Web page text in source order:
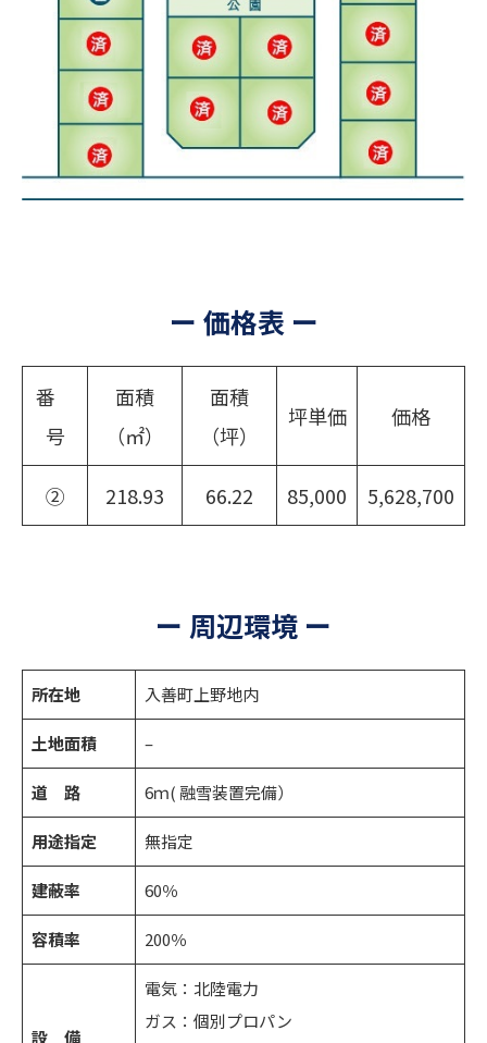
ー 価格表 ー
番
号
面積
（㎡）
面積
（坪）
坪単価 価格
② 218.93 66.22 85,000 5,628,700
ー 周辺環境 ー
所在地 入善町上野地内
土地面積 –
道 路 6ｍ( 融雪装置完備）
用途指定 無指定
建蔽率 60％
容積率 200％
設 備
電気：北陸電力
ガス：個別プロパン